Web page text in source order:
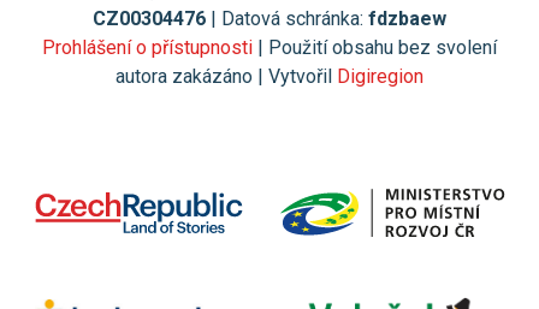
CZ00304476 | Datová schránka: fdzbaew
Prohlášení o přístupnosti | Použití obsahu bez svolení
autora zakázáno | Vytvořil Digiregion